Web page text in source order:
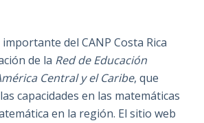
del CANP Costa Rica
de la Red de Educación
Central y el Caribe, que
capacidades en las matemáticas
en la región. El sitio web